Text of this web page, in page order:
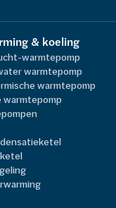
& koeling
warmtepomp
warmtepomp
warmtepomp
warmtepomp